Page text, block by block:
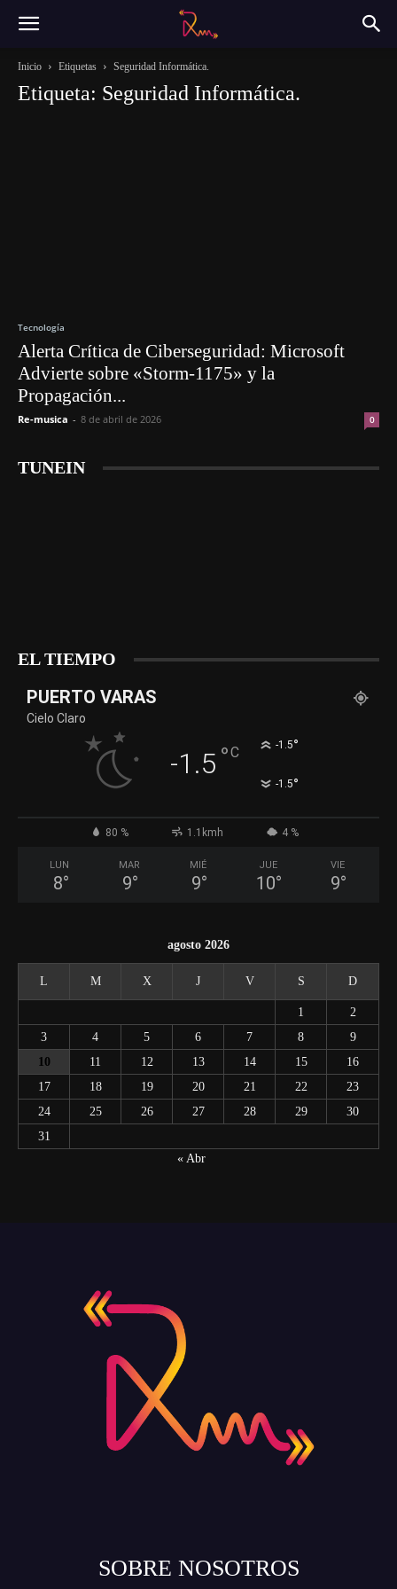
Inicio Etiquetas Seguridad Informática.
Etiqueta: Seguridad Informática.
Tecnología
Alerta Crítica de Ciberseguridad: Microsoft
Advierte sobre «Storm-1175» y la
Propagación...
Re-musica - 8 de abril de 2026 0
TUNEIN
EL TIEMPO
PUERTO VARAS
Cielo Claro
-1.5 °C -1.5°
-1.5°
80 % 1.1kmh 4 %
LUN
8°
MAR
9°
MIÉ
9°
JUE
10°
VIE
9°
agosto 2026
L M X J V S D
1
2
3
4 5 6 7 8
9
10
11 12 13 14 15
16
17
18 19 20 21 22
23
24
25 26 27 28 29
30
31
« Abr
SOBRE NOSOTROS